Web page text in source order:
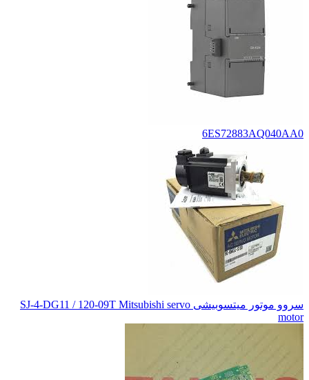
6ES72883AQ040AA0
سروو موتور میتسوبیشی SJ-4-DG11 / 120-09T Mitsubishi servo
motor